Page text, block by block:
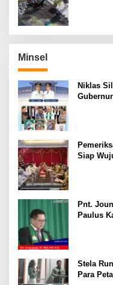
Minsel
Niklas
Siap
Pnt.
Paulus
Stela
Para